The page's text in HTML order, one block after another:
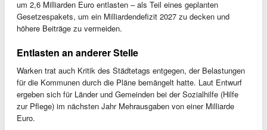
um 2,6 Milliarden Euro entlasten – als Teil eines geplanten
Gesetzespakets, um ein Milliardendefizit 2027 zu decken und
höhere Beiträge zu vermeiden.
Entlasten an anderer Stelle
Warken trat auch Kritik des Städtetags entgegen, der Belastungen
für die Kommunen durch die Pläne bemängelt hatte. Laut Entwurf
ergeben sich für Länder und Gemeinden bei der Sozialhilfe (Hilfe
zur Pflege) im nächsten Jahr Mehrausgaben von einer Milliarde
Euro.